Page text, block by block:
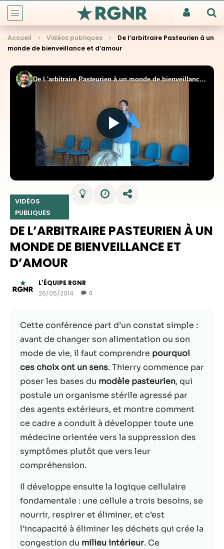
Accueil Vidéos publiques
De l’arbitraire Pasteurien à un
monde de bienveillance et d’amour
VIDÉOS
PUBLIQUES
DE L’ARBITRAIRE PASTEURIEN À UN
MONDE DE BIENVEILLANCE ET
D’AMOUR
L'ÉQUIPE RGNR
26/05/2014
0
Cette conférence part d’un constat simple :
avant de changer son alimentation ou son
mode de vie, il faut comprendre pourquoi
ces choix ont un sens. Thierry commence par
poser les bases du modèle pasteurien, qui
postule un organisme stérile agressé par
des agents extérieurs, et montre comment
ce cadre a conduit à développer toute une
médecine orientée vers la suppression des
symptômes plutôt que vers leur
compréhension.
Il développe ensuite la logique cellulaire
fondamentale : une cellule a trois besoins, se
nourrir, respirer et éliminer, et c’est
l’incapacité à éliminer les déchets qui crée la
congestion du milieu intérieur. Ce
Nécessaire
Ces cookies ne
sont pas
facultatifs. Ils
nécessaires au
fonctionnement
du site Web.
puissions
améliorer la
fonctionnalité
du site Web,
en fonction